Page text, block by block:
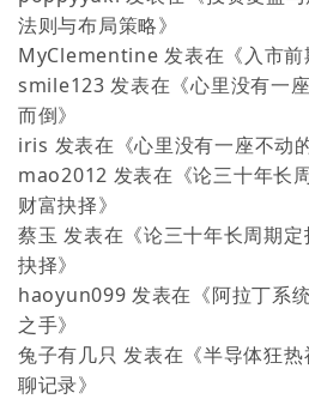
法则与布局策略》
MyClementine 发表在《入市
smile123 发表在《心里没有一
而倒》
iris 发表在《心里没有一座不动
mao2012 发表在《论三十年长
财富抉择》
蔡玉 发表在《论三十年长周期
抉择》
haoyun099 发表在《阿拉丁系
之手》
兔子有几只 发表在《半导体狂
聊记录》